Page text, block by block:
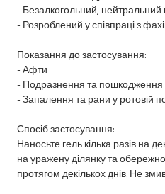
- Безалкогольний, нейтральний
- Розроблений у співпраці з
Показання до застосування:
- Афти
- Подразнення та пошкодження
- Запалення та рани у ротовій
Спосіб застосування:
Наносьте гель кілька разів на
на уражену ділянку та
протягом декількох днів. Не